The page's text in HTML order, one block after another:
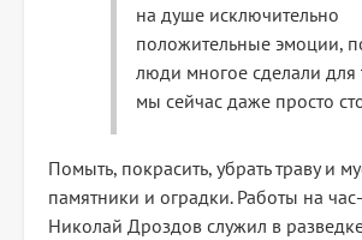
на душе исключительно
положительные эмоции,
люди многое сделали для
мы сейчас даже просто
Помыть, покрасить, убрать траву и
памятники и оградки. Работы на
Николай Дроздов служил в